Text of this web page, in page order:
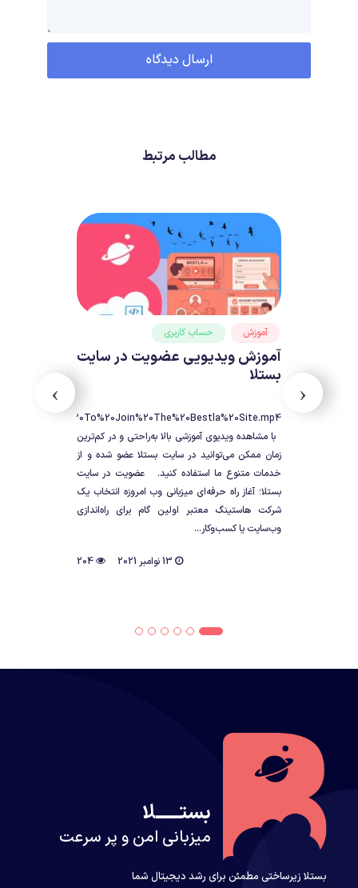
مطالب مرتبط
https://tutorial.bestla.net/
آموزش حساب کاربری
آموزش ویدیویی عضویت در سایت
بستلا
How%20To%20Join%20The%20Bestla%20Site.mp4
با مشاهده ویدیوی آموزشی بالا به‌راحتی و در کم‌ترین
زمان ممکن می‌توانید در سایت بستلا عضو شده و از
خدمات متنوع ما استفاده کنید. عضویت در سایت
بستلا؛ آغاز راه حرفه‌ای میزبانی وب امروزه انتخاب یک
شرکت هاستینگ معتبر اولین گام برای راه‌اندازی
وب‌سایت یا کسب‌وکار...
‹
›
بستــــــلا
میزبانی امن و پر سرعت
بستلا زیرساختی مطمئن برای رشد دیجیتال شما